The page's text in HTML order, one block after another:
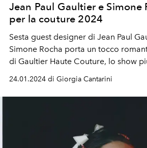
Jean Paul Gaultier e Simone
per la couture 2024
Sesta guest designer di Jean Paul
Simone Rocha porta un tocco
di Gaultier Haute Couture, lo show
24.01.2024 di Giorgia Cantarini